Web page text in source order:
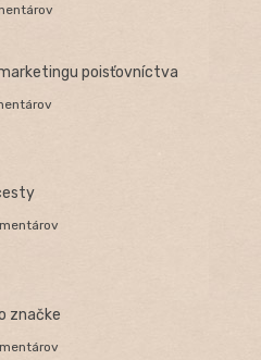
poisťovníctva
značke